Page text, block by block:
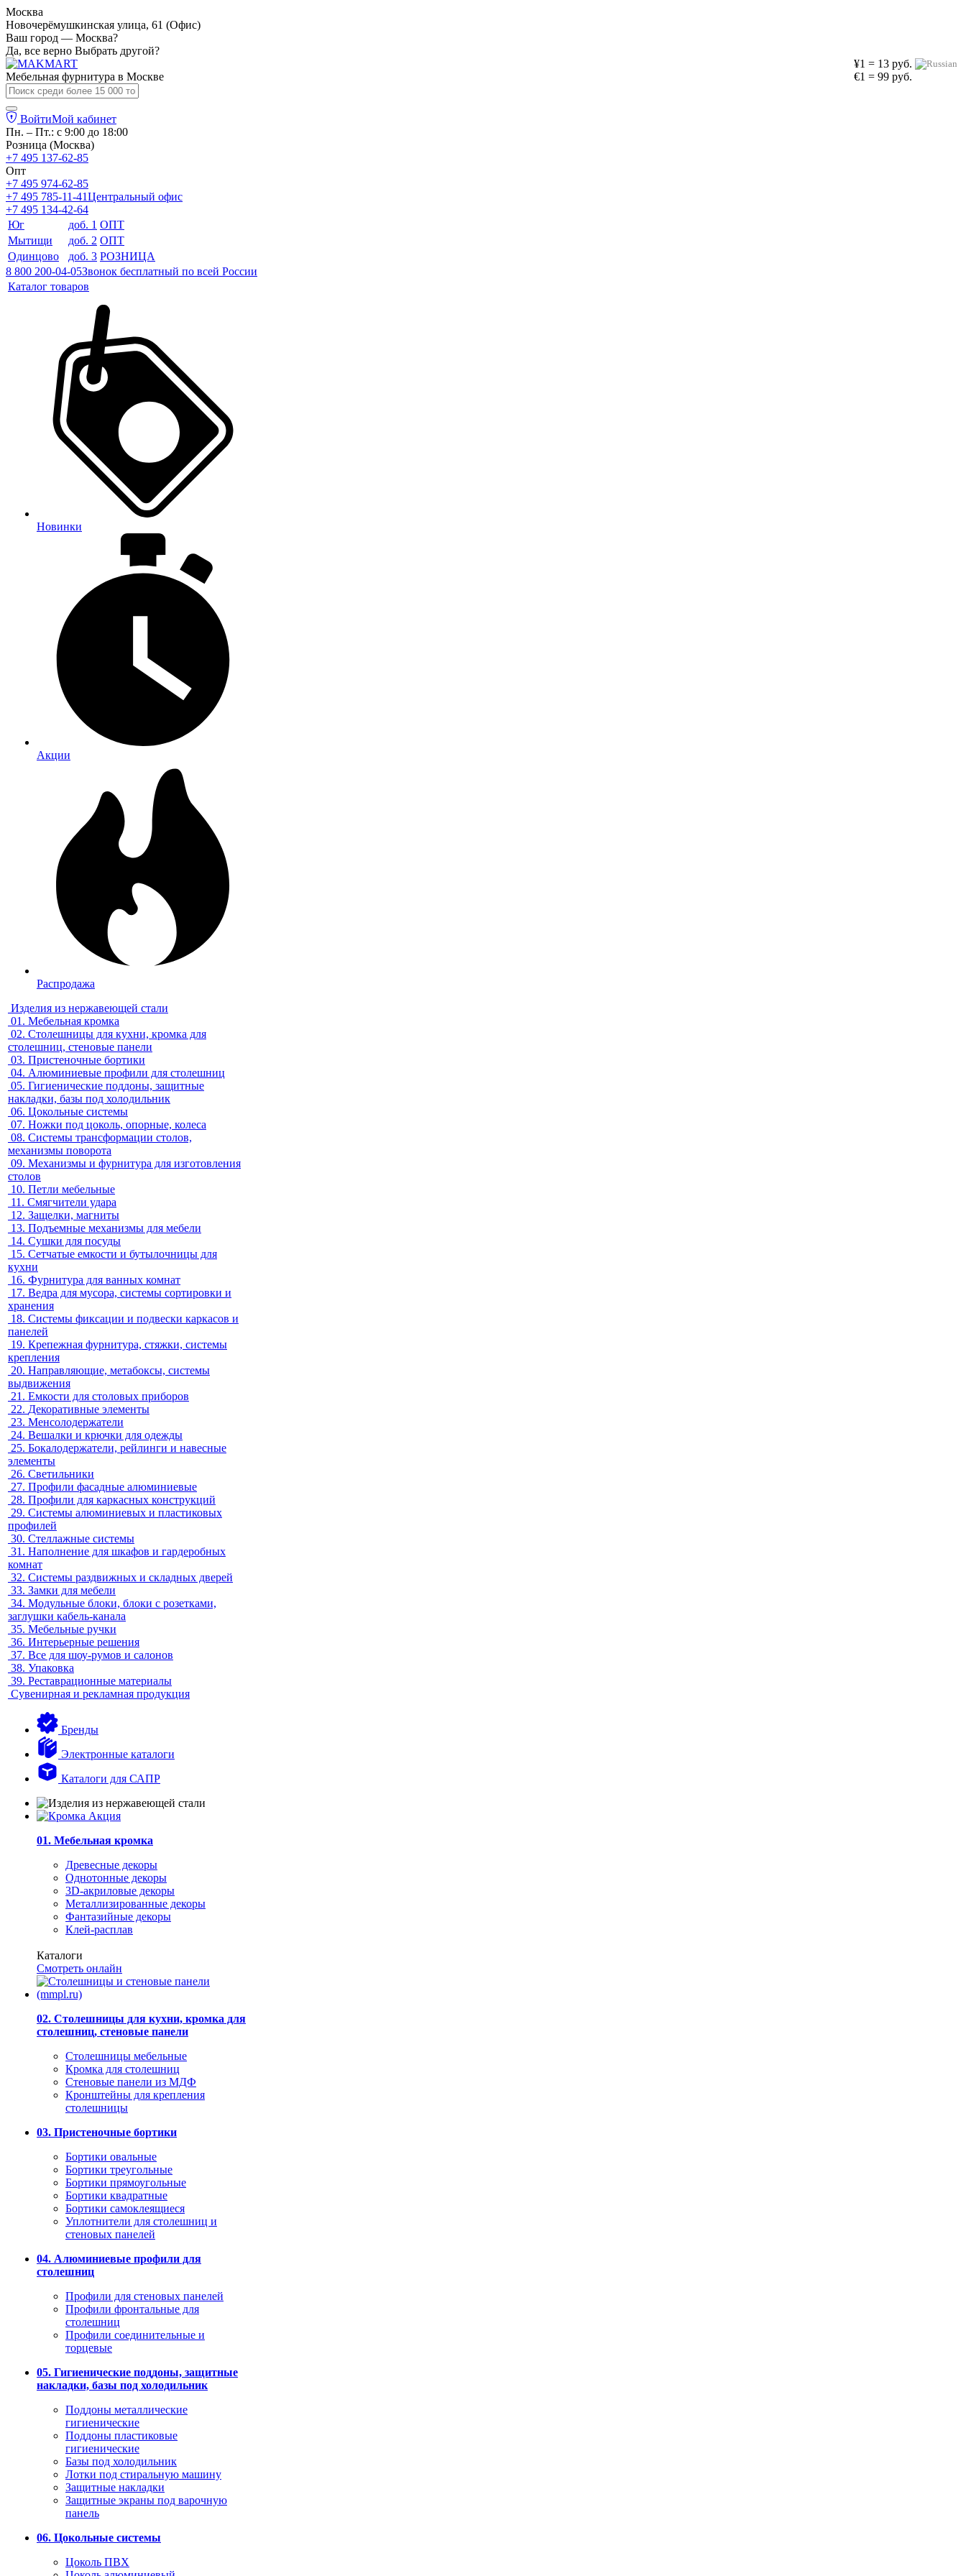
Москва
Новочерёмушкинская улица, 61 (Офис)
Ваш город — Москва?
Да, все верно Выбрать другой?
¥1 = 13 руб.
€1 = 99 руб.
Мебельная фурнитура в Москве
ВойтиМой кабинет
Пн. – Пт.: с 9:00 до 18:00
Розница (Москва)
+7 495 137-62-85
Опт
+7 495 974-62-85
+7 495 785-11-41Центральный офис
+7 495 134-42-64
Юг
доб. 1 ОПТ
Мытищи
доб. 2 ОПТ
Одинцово
доб. 3 РОЗНИЦА
8 800 200-04-05Звонок бесплатный по всей России
Каталог товаров
Новинки
Акции
Распродажа
Изделия из нержавеющей стали
01. Мебельная кромка
02. Столешницы для кухни, кромка для
столешниц, стеновые панели
03. Пристеночные бортики
04. Алюминиевые профили для столешниц
05. Гигиенические поддоны, защитные
накладки, базы под холодильник
06. Цокольные системы
07. Ножки под цоколь, опорные, колеса
08. Системы трансформации столов,
механизмы поворота
09. Механизмы и фурнитура для изготовления
столов
10. Петли мебельные
11. Смягчители удара
12. Защелки, магниты
13. Подъемные механизмы для мебели
14. Сушки для посуды
15. Сетчатые емкости и бутылочницы для
кухни
16. Фурнитура для ванных комнат
17. Ведра для мусора, системы сортировки и
хранения
18. Системы фиксации и подвески каркасов и
панелей
19. Крепежная фурнитура, стяжки, системы
крепления
20. Направляющие, метабоксы, системы
выдвижения
21. Емкости для столовых приборов
22. Декоративные элементы
23. Менсолодержатели
24. Вешалки и крючки для одежды
25. Бокалодержатели, рейлинги и навесные
элементы
26. Светильники
27. Профили фасадные алюминиевые
28. Профили для каркасных конструкций
29. Системы алюминиевых и пластиковых
профилей
30. Стеллажные системы
31. Наполнение для шкафов и гардеробных
комнат
32. Системы раздвижных и складных дверей
33. Замки для мебели
34. Модульные блоки, блоки с розетками,
заглушки кабель-канала
35. Мебельные ручки
36. Интерьерные решения
37. Все для шоу-румов и салонов
38. Упаковка
39. Реставрационные материалы
Сувенирная и рекламная продукция
Бренды
Электронные каталоги
Каталоги для САПР
01. Мебельная кромка
Древесные декоры
Однотонные декоры
3D-акриловые декоры
Металлизированные декоры
Фантазийные декоры
Клей-расплав
Каталоги
Смотреть онлайн
02. Столешницы для кухни, кромка для
столешниц, стеновые панели
Столешницы мебельные
Кромка для столешниц
Стеновые панели из МДФ
Кронштейны для крепления
столешницы
03. Пристеночные бортики
Бортики овальные
Бортики треугольные
Бортики прямоугольные
Бортики квадратные
Бортики самоклеящиеся
Уплотнители для столешниц и
стеновых панелей
04. Алюминиевые профили для
столешниц
Профили для стеновых панелей
Профили фронтальные для
столешниц
Профили соединительные и
торцевые
05. Гигиенические поддоны, защитные
накладки, базы под холодильник
Поддоны металлические
гигиенические
Поддоны пластиковые
гигиенические
Базы под холодильник
Лотки под стиральную машину
Защитные накладки
Защитные экраны под варочную
панель
06. Цокольные системы
Цоколь ПВХ